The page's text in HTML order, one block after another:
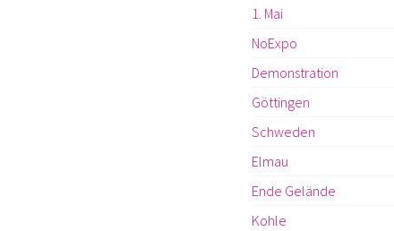
1. Mai
NoExpo
Demonstration
Göttingen
Schweden
Elmau
Ende Gelände
Kohle